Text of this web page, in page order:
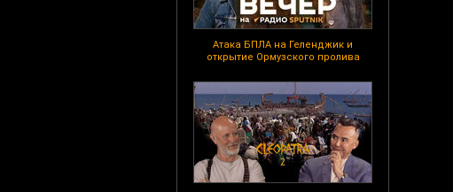
Атака БПЛА на Геленджик и
открытие Ормузского пролива